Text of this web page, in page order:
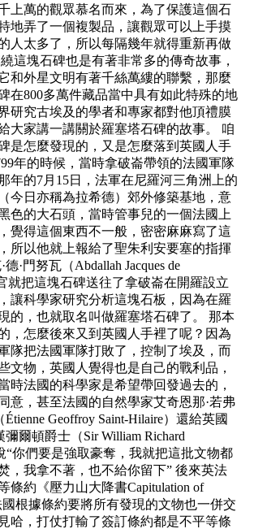
上萬的觀眾慕名而來，為了保護這個石
地弄了一個複製品，讓觀眾可以上手摸
人太多了，所以每隔幾年就得重新再做
這塊石碑也是有著非常多的傳奇故事，
和外星文明有著千絲萬縷的聯繫，那麼
在800多萬件藏品當中具有如此特殊的地
研究古埃及的學者和專家都對他頂禮膜
大家講一講關於羅塞塔石碑的故事。 咱
是怎麼發現的，又是怎麼落到英國人手
年的時候，當時拿破崙帶領的法國軍隊
年的7月15日，法軍在尼羅河三角洲上的
今日亦稱為拉希德）郊外修築基地，意
色的大石頭，當時管事兒的一個法國上
覺得這個東西不一般，密密麻麻寫了這
所以他就上報給了聖朱利安要塞的指揮
·門努瓦（Abdallah Jacques de
就把這塊石碑送往了拿破崙在開羅設立
讓科學家研究分析這塊石板，因為在羅
的，也就取名叫做羅塞塔石碑了。 那本
，怎麼後來又到英國人手裡了呢？因為
隊把法國軍隊打敗了，控制了埃及，而
文物，英國人覺得也是自己的戰利品，
時法國的科學家是希望帶回發過去的，
意，甚至法國的自然學家艾奇恩那·若弗
Geoffroy Saint-Hilaire）還給英國
彌爾頓爵士（Sir William Richard
“你們要是強取豪奪，我就把這批文物都
，我拿不著，也不給你留下” 後來英法
條約《壓力山大降書Capitulation of
國根據條約要將所有發現的文物也一併交
哈，打仗打輸了簽訂條約都是不平等條